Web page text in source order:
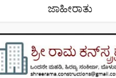
ಜಾಹೀರಾತು